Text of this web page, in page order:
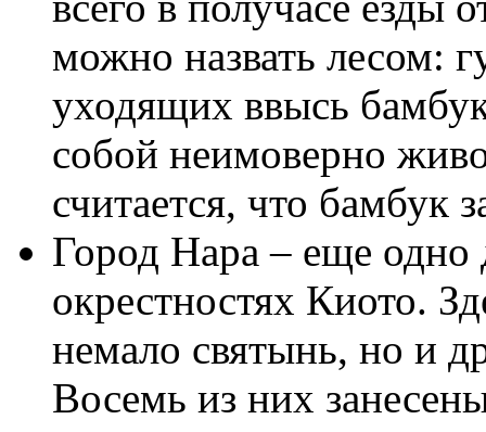
можно назвать лесом:
уходящих ввысь
собой неимоверно
считается, что бамбук
Город Нара – еще одно
окрестностях Киото.
немало святынь, но и
Восемь из них